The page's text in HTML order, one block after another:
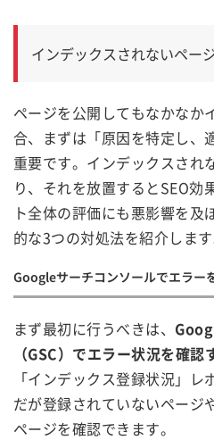
インデックスされないペー
ページを公開してもなかなか
合、まずは「原因を特定し、
重要です。インデックスされ
り、それを放置するとSEO効
ト全体の評価にも悪影響を及
的な3つの対処法を紹介します
Googleサーチコンソールでエラー
まず最初に行うべきは、
（GSC）でエラー状況を確認
「インデックス登録状況」
だが登録されていないページ
ページを確認できます。